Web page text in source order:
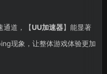
通道，【UU加速器】能显著
现象，让整体游戏体验更加